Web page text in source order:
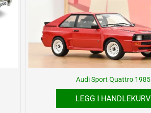
Audi Sport Quattro 1985
LEGG I HANDLEKURV